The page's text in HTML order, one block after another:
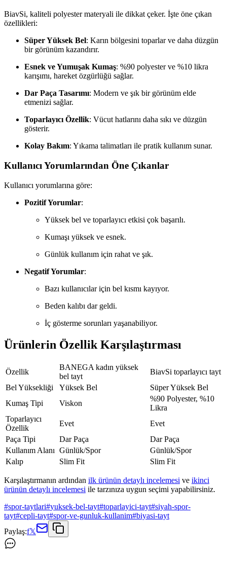
BiavSi, kaliteli polyester materyali ile dikkat çeker. İşte öne çıkan
özellikleri:
Süper Yüksek Bel: Karın bölgesini toparlar ve daha düzgün
bir görünüm kazandırır.
Esnek ve Yumuşak Kumaş: %90 polyester ve %10 likra
karışımı, hareket özgürlüğü sağlar.
Dar Paça Tasarımı: Modern ve şık bir görünüm elde
etmenizi sağlar.
Toparlayıcı Özellik: Vücut hatlarını daha sıkı ve düzgün
gösterir.
Kolay Bakım: Yıkama talimatları ile pratik kullanım sunar.
Kullanıcı Yorumlarından Öne Çıkanlar
Kullanıcı yorumlarına göre:
Pozitif Yorumlar:
Yüksek bel ve toparlayıcı etkisi çok başarılı.
Kumaşı yüksek ve esnek.
Günlük kullanım için rahat ve şık.
Negatif Yorumlar:
Bazı kullanıcılar için bel kısmı kayıyor.
Beden kalıbı dar geldi.
İç gösterme sorunları yaşanabiliyor.
Ürünlerin Özellik Karşılaştırması
Özellik
BANEGA kadın yüksek
bel tayt
BiavSi toparlayıcı tayt
Bel Yüksekliği
Yüksek Bel
Süper Yüksek Bel
Kumaş Tipi
Viskon
%90 Polyester, %10
Likra
Toparlayıcı
Özellik
Evet
Evet
Paça Tipi
Dar Paça
Dar Paça
Kullanım Alanı Günlük/Spor
Günlük/Spor
Kalıp
Slim Fit Slim Fit
Karşılaştırmanın ardından ilk ürünün detaylı incelemesi ve ikinci
ürünün detaylı incelemesi ile tarzınıza uygun seçimi yapabilirsiniz.
#spor-taytlari#yuksek-bel-tayt#toparlayici-tayt#siyah-spor-
tayt#cepli-tayt#spor-ve-gunluk-kullanim#biyasi-tayt
Paylaş:f𝕏